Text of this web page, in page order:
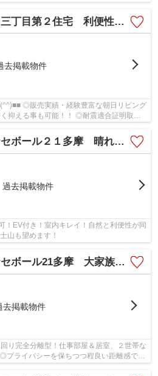
第２住宅 利便性で選ばれる！しかも２階の住戸！
去掲載物件
◎販売実績・経験豊富な朝日リビング
抑える事も可能！！ ◎耐震適合証明取得
ル２１多摩 晴れた日は富士山も望める優雅な住まい！
過去掲載物件
！EV付き！室内キレイ！自然と利便性が同
山も望めます！
多摩 大家族も伸び伸び！生活動線が被らない！トイレ・お風呂・キッチン２か所！
去掲載物件
り完全分離型！仕事部屋＆居室、２世帯な
プライバシーを保ちつつ程良い距離感での